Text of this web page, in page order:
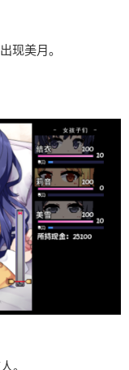
现美月。
。